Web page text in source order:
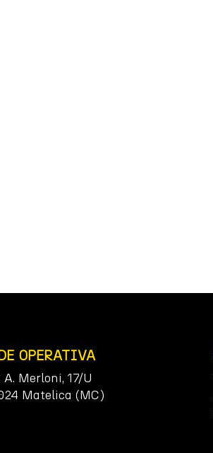
OPERATIVA
Merloni, 17/U
Matelica (MC)